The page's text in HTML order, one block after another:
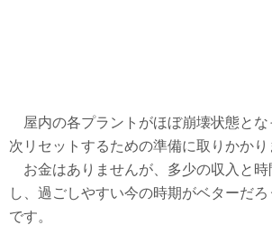
屋内の各プラントがほぼ崩壊状態とな
次リセットするための準備に取りかかり
お金はありませんが、多少の収入と時
し、過ごしやすい今の時期がベターだ
です。